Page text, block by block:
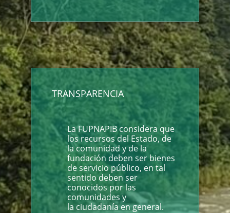
TRANSPARENCIA
La FUPNAPIB considera que
los recursos del Estado, de
la comunidad y de la
fundación deben ser bienes
de servicio público, en tal
sentido deben ser
conocidos por las
comunidades y
la ciudadanía en general.